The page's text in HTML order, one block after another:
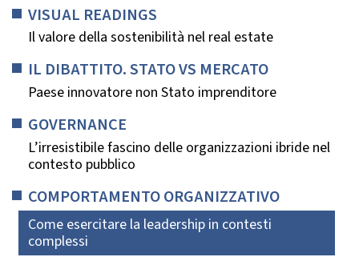
VISUAL READINGS
Il valore della sostenibilità nel real estate
IL DIBATTITO. STATO VS MERCATO
Paese innovatore non Stato imprenditore
GOVERNANCE
L’irresistibile fascino delle organizzazioni ibride nel
contesto pubblico
COMPORTAMENTO ORGANIZZATIVO
Come esercitare la leadership in contesti
complessi